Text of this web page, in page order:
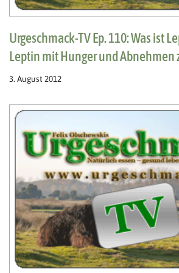
Urgeschmack-TV Ep. 110: Was ist
Leptin mit Hunger und Abnehmen
3. August 2012